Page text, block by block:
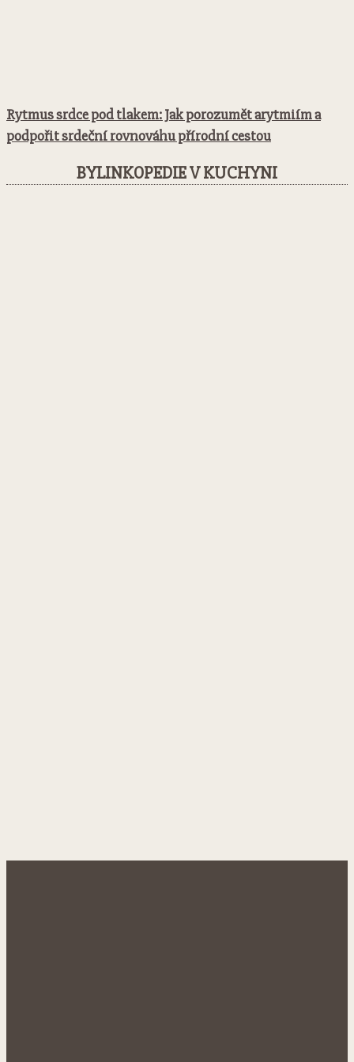
Rytmus srdce pod tlakem: Jak porozumět arytmiím a
podpořit srdeční rovnováhu přírodní cestou
BYLINKOPEDIE V KUCHYNI